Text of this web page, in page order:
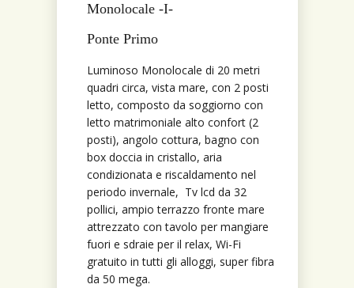
Monolocale -I-
Ponte Primo
Luminoso Monolocale di 20 metri
quadri circa, vista mare, con 2 posti
letto, composto da soggiorno con
letto matrimoniale alto confort (2
posti), angolo cottura, bagno con
box doccia in cristallo, aria
condizionata e riscaldamento nel
periodo invernale, Tv lcd da 32
pollici, ampio terrazzo fronte mare
attrezzato con tavolo per mangiare
fuori e sdraie per il relax, Wi-Fi
gratuito in tutti gli alloggi, super fibra
da 50 mega.